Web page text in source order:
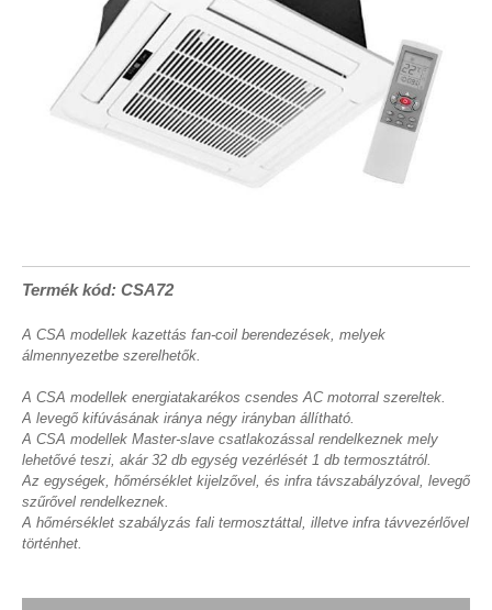
Termék kód: CSA72
A CSA modellek kazettás fan-coil berendezések, melyek
álmennyezetbe szerelhetők.
A CSA modellek energiatakarékos csendes AC motorral szereltek.
A levegő kifúvásának iránya négy irányban állítható.
A CSA modellek Master-slave csatlakozással rendelkeznek mely
lehetővé teszi, akár 32 db egység vezérlését 1 db termosztátról.
Az egységek, hőmérséklet kijelzővel, és infra távszabályzóval, levegő
szűrővel rendelkeznek.
A hőmérséklet szabályzás fali termosztáttal, illetve infra távvezérlővel
történhet.